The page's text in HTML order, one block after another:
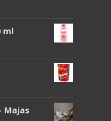
ml
Majas